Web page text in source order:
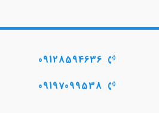
09128594636
09197099538